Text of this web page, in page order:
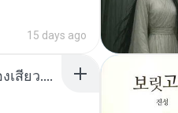
15 days ago
เมียน้อยเหงา พาเสียวค่ะ18+เล่าเรื่องเสียว.mp3